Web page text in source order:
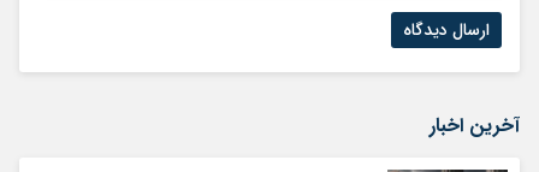
آخرین اخبار